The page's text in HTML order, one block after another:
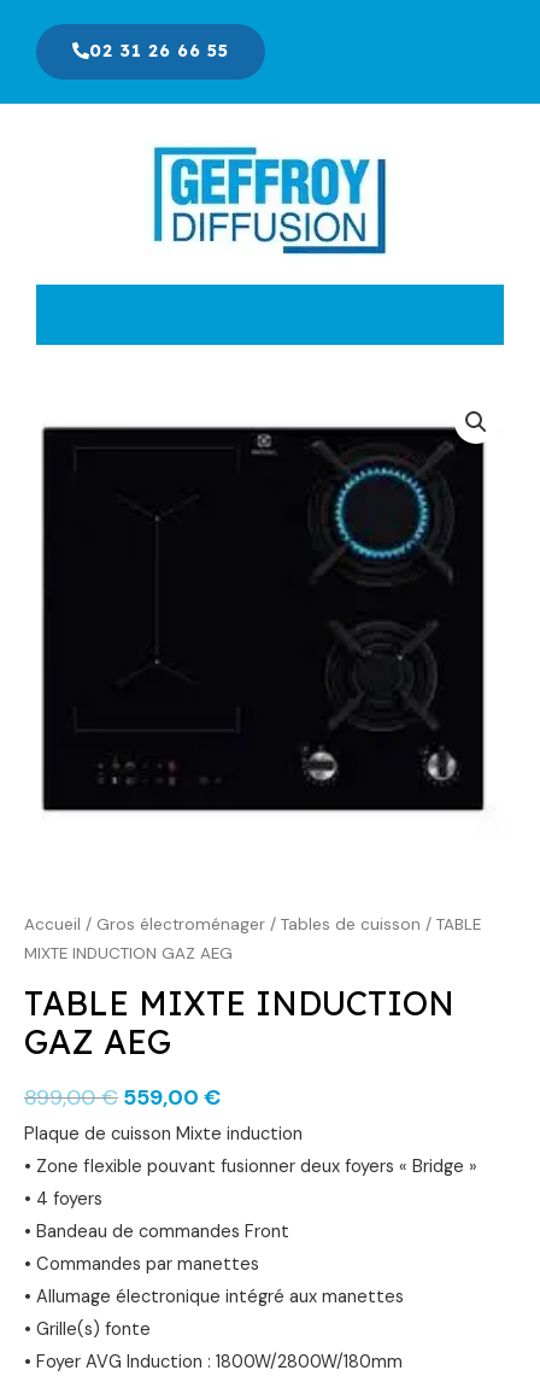
contenu
02 31 26 66 55
Accueil / Gros électroménager / Tables de cuisson / TABLE
MIXTE INDUCTION GAZ AEG
TABLE MIXTE INDUCTION
GAZ AEG
899,00€
prix
était :
559,00 €
prix
559,00 €.
Plaque de cuisson Mixte induction
• Zone flexible pouvant fusionner deux foyers « Bridge »
• 4 foyers
• Bandeau de commandes Front
• Commandes par manettes
• Allumage électronique intégré aux manettes
• Grille(s) fonte
• Foyer AVG Induction : 1800W/2800W/180mm